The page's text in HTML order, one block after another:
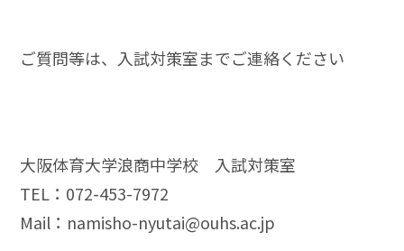
ご質問等は、入試対策室までご連絡ください
大阪体育大学浪商中学校 入試対策室
TEL：072-453-7972
Mail：namisho-nyutai@ouhs.ac.jp